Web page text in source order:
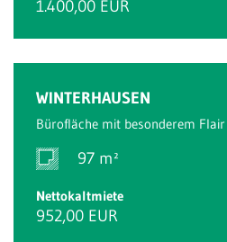
1.400,00 EUR
WINTERHAUSEN
Bürofläche mit besonderem
97 m²
Nettokaltmiete
952,00 EUR